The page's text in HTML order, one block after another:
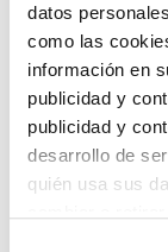
datos
como las
información en
publicidad y
publicidad y
desarrollo de
quién usa sus